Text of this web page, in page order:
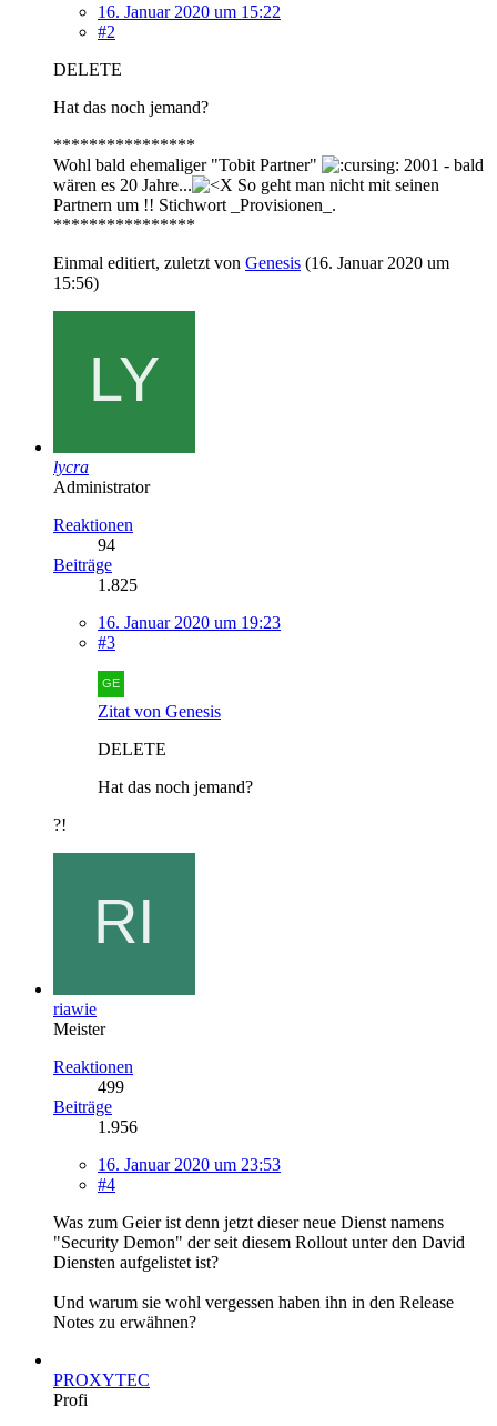
16. Januar 2020 um 15:22
#2
DELETE
Hat das noch jemand?
****************
Wohl bald ehemaliger "Tobit Partner"
2001 - bald
wären es 20 Jahre...
So geht man nicht mit seinen
Partnern um !! Stichwort _Provisionen_.
****************
Einmal editiert, zuletzt von Genesis (16. Januar 2020 um
15:56)
lycra
Administrator
Reaktionen
94
Beiträge
1.825
16. Januar 2020 um 19:23
#3
Zitat von Genesis
DELETE
Hat das noch jemand?
?!
riawie
Meister
Reaktionen
499
Beiträge
1.956
16. Januar 2020 um 23:53
#4
Was zum Geier ist denn jetzt dieser neue Dienst namens
"Security Demon" der seit diesem Rollout unter den David
Diensten aufgelistet ist?
Und warum sie wohl vergessen haben ihn in den Release
Notes zu erwähnen?
PROXYTEC
Profi